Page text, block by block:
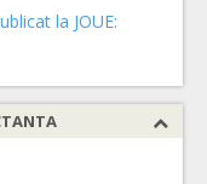
la JOUE: